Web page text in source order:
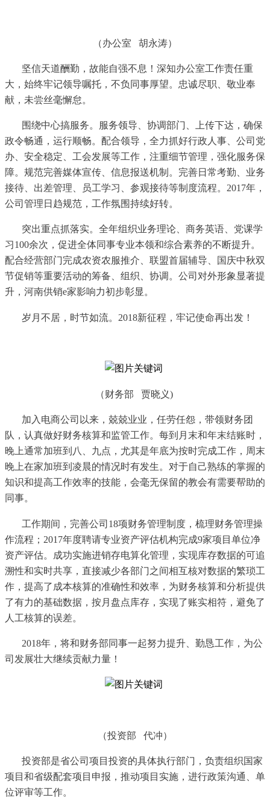
（办公室 胡永涛）
坚信天道酬勤，故能自强不息！深知办公室工作责任重
大，始终牢记领导嘱托，不负同事厚望。忠诚尽职、敬业奉
献，未尝丝毫懈怠。
围绕中心搞服务。服务领导、协调部门、上传下达，确保
政令畅通，运行顺畅。配合领导，全力抓好行政人事、公司党
办、安全稳定、工会发展等工作，注重细节管理，强化服务保
障。规范完善媒体宣传、信息报送机制。完善日常考勤、业务
接待、出差管理、员工学习、参观接待等制度流程。 2017年，
公司管理日趋规范，工作氛围持续好转。
突出重点抓落实。全年组织业务理论、商务英语、党课学
习100余次，促进全体同事专业本领和综合素养的不断提升。
配合经营部门完成农资农服推介、联盟首届辅导、国庆中秋双
节促销等重要活动的筹备、组织、协调。公司对外形象显著提
升，河南供销e家影响力初步彰显。
岁月不居，时节如流。 2018新征程，牢记使命再出发！
（财务部 贾晓义)
加入电商公司以来，兢兢业业，任劳任怨，带领财务团
队，认真做好财务核算和监管工作。每到月末和年末结账时，
晚上通常加班到八、九点，尤其是年底为按时完成工作，周末
晚上在家加班到凌晨的情况时有发生。对于自己熟练的掌握的
知识和提高工作效率的技能，会毫无保留的教会有需要帮助的
同事。
工作期间，完善公司 18项财务管理制度，梳理财务管理操
作流程；2017年度聘请专业资产评估机构完成9家项目单位净
资产评估。成功实施进销存电算化管理，实现库存数据的可追
溯性和实时共享，直接减少各部门之间相互核对数据的繁琐工
作，提高了成本核算的准确性和效率，为财务核算和分析提供
了有力的基础数据，按月盘点库存，实现了账实相符，避免了
人工核算的误差。
2018年，将和财务部同事一起努力提升、勤恳工作，为公
司发展壮大继续贡献力量！
（投资部 代冲）
投资部是省公司项目投资的具体执行部门，负责组织国家
项目和省级配套项目申报，推动项目实施，进行政策沟通、单
位评审等工作。